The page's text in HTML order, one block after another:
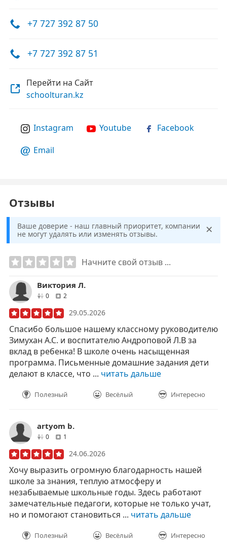
+7 727 392 87 50
+7 727 392 87 51
Перейти на Сайт
schoolturan.kz
Instagram Youtube
Facebook
Email
Отзывы
Ваше доверие - наш главный приоритет, компании
не могут удалять или изменять отзывы.
×
Начните свой отзыв ...
Виктория Л.
0друзей
2
29.05.2026
Спасибо большое нашему классному руководителю
Зимухан А.С. и воспитателю Андроповой Л.В за
вклад в ребенка! В школе очень насыщенная
программа. Письменные домашние задания дети
делают в классе, что ... читать дальше
Полезный Весёлый Интересно
artyom b.
0друзей1
24.06.2026
Хочу выразить огромную благодарность нашей
школе за знания, теплую атмосферу и
незабываемые школьные годы. Здесь работают
замечательные педагоги, которые не только учат,
но и помогают становиться ... читать дальше
Полезный Весёлый Интересно